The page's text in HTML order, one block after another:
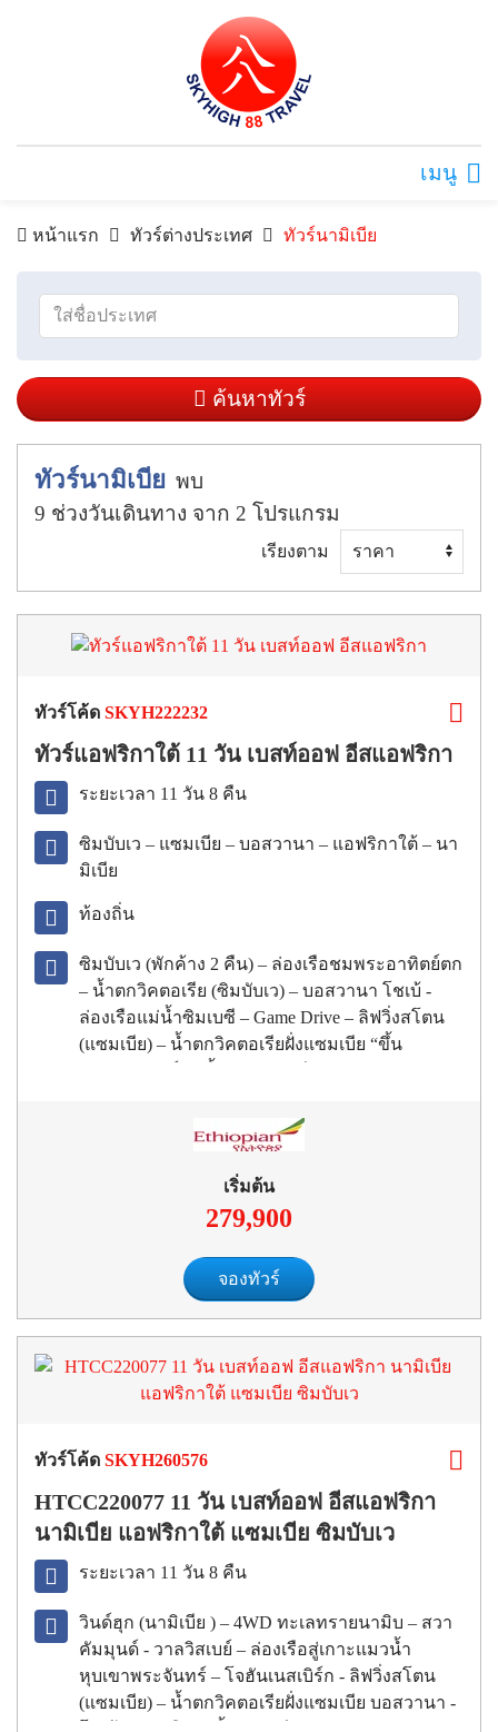
เมนู
หน้าแรก ทัวร์ต่างประเทศ ทัวร์นามิเบีย
ค้นหาทัวร์
ทัวร์นามิเบีย พบ
9 ช่วงวันเดินทาง จาก 2 โปรแกรม
เรียงตาม
ทัวร์โค้ด SKYH222232
ทัวร์แอฟริกาใต้ 11 วัน เบสท์ออฟ อีสแอฟริกา
ระยะเวลา 11 วัน 8 คืน
ซิมบับเว – แซมเบีย – บอสวานา – แอฟริกาใต้ – นา
มิเบีย
ท้องถิ่น
ซิมบับเว (พักค้าง 2 คืน) – ล่องเรือชมพระอาทิตย์ตก
– น้ำตกวิคตอเรีย (ซิมบับเว) – บอสวานา โชเบ้ -
ล่องเรือแม่น้ำซิมเบซี – Game Drive – ลิฟวิ่งสโตน
(แซมเบีย) – น้ำตกวิคตอเรียฝั่งแซมเบีย “ขึ้น
ทรายนามิบ – สวาคัมมุนด์ – หุบเขาพระจันทร์ –
วาลวิสเบย์ – ล่องเรือสู่เกาะแมวน้ำ
เริ่มต้น
279,900
จองทัวร์
ทัวร์โค้ด SKYH260576
HTCC220077 11 วัน เบสท์ออฟ อีสแอฟริกา
นามิเบีย แอฟริกาใต้ แซมเบีย ซิมบับเว
ระยะเวลา 11 วัน 8 คืน
วินด์ฮุก (นามิเบีย ) – 4WD ทะเลทรายนามิบ – สวา
คัมมุนด์ - วาลวิสเบย์ – ล่องเรือสู่เกาะแมวน้ำ
หุบเขาพระจันทร์ – โจฮันเนสเบิร์ก - ลิฟวิ่งสโตน
(แซมเบีย) – น้ำตกวิคตอเรียฝั่งแซมเบีย บอสวานา -